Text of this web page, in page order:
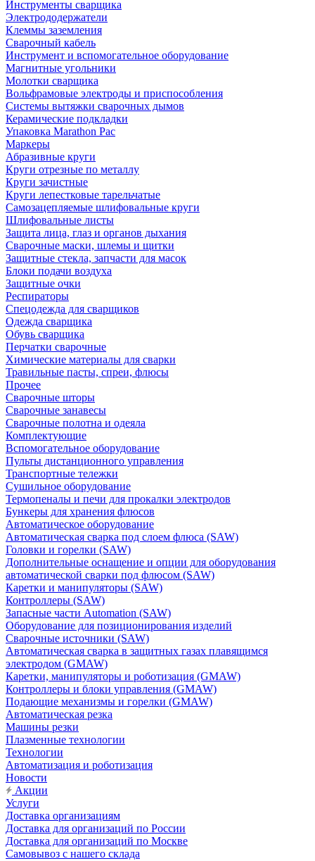
Инструменты сварщика
Электрододержатели
Клеммы заземления
Сварочный кабель
Инструмент и вспомогательное оборудование
Магнитные угольники
Молотки сварщика
Вольфрамовые электроды и приспособления
Системы вытяжки сварочных дымов
Керамические подкладки
Упаковка Marathon Pac
Маркеры
Абразивные круги
Круги отрезные по металлу
Круги зачистные
Круги лепестковые тарельчатые
Самозацепляемые шлифовальные круги
Шлифовальные листы
Защита лица, глаз и органов дыхания
Сварочные маски, шлемы и щитки
Защитные стекла, запчасти для масок
Блоки подачи воздуха
Защитные очки
Респираторы
Спецодежда для сварщиков
Одежда сварщика
Обувь сварщика
Перчатки сварочные
Химические материалы для сварки
Травильные пасты, спреи, флюсы
Прочее
Сварочные шторы
Сварочные занавесы
Сварочные полотна и одеяла
Комплектующие
Вспомогательное оборудование
Пульты дистанционного управления
Транспортные тележки
Сушильное оборудование
Термопеналы и печи для прокалки электродов
Бункеры для хранения флюсов
Автоматическое оборудование
Автоматическая сварка под слоем флюса (SAW)
Головки и горелки (SAW)
Дополнительные оснащение и опции для оборудования
автоматической сварки под флюсом (SAW)
Каретки и манипуляторы (SAW)
Контроллеры (SAW)
Запасные части Automation (SAW)
Оборудование для позиционирования изделий
Сварочные источники (SAW)
Автоматическая сварка в защитных газах плавящимся
электродом (GMAW)
Каретки, манипуляторы и роботизация (GMAW)
Контроллеры и блоки управления (GMAW)
Подающие механизмы и горелки (GMAW)
Автоматическая резка
Машины резки
Плазменные технологии
Технологии
Автоматизация и роботизация
Новости
Акции
Услуги
Доставка организациям
Доставка для организаций по России
Доставка для организаций по Москве
Самовывоз с нашего склада